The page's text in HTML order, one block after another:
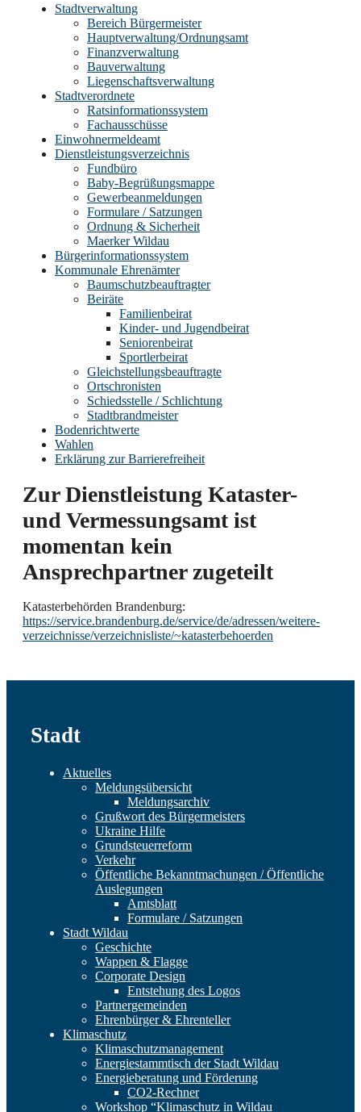
Stadtverwaltung
Bereich Bürgermeister
Hauptverwaltung/Ordnungsamt
Finanzverwaltung
Bauverwaltung
Liegenschaftsverwaltung
Stadtverordnete
Ratsinformationssystem
Fachausschüsse
Einwohnermeldeamt
Dienstleistungsverzeichnis
Fundbüro
Baby-Begrüßungsmappe
Gewerbeanmeldungen
Formulare / Satzungen
Ordnung & Sicherheit
Maerker Wildau
Bürgerinformationssystem
Kommunale Ehrenämter
Baumschutzbeauftragter
Beiräte
Familienbeirat
Kinder- und Jugendbeirat
Seniorenbeirat
Sportlerbeirat
Gleichstellungsbeauftragte
Ortschronisten
Schiedsstelle / Schlichtung
Stadtbrandmeister
Bodenrichtwerte
Wahlen
Erklärung zur Barrierefreiheit
Zur Dienstleistung Kataster-
und Vermessungsamt ist
momentan kein
Ansprechpartner zugeteilt
Katasterbehörden Brandenburg:
https://service.brandenburg.de/service/de/adressen/weitere-
verzeichnisse/verzeichnisliste/~katasterbehoerden
Stadt
Aktuelles
Meldungsübersicht
Meldungsarchiv
Grußwort des Bürgermeisters
Ukraine Hilfe
Grundsteuerreform
Verkehr
Öffentliche Bekanntmachungen / Öffentliche
Auslegungen
Amtsblatt
Formulare / Satzungen
Stadt Wildau
Geschichte
Wappen & Flagge
Corporate Design
Entstehung des Logos
Partnergemeinden
Ehrenbürger & Ehrenteller
Klimaschutz
Klimaschutzmanagement
Energiestammtisch der Stadt Wildau
Energieberatung und Förderung
CO2-Rechner
Workshop “Klimaschutz in Wildau